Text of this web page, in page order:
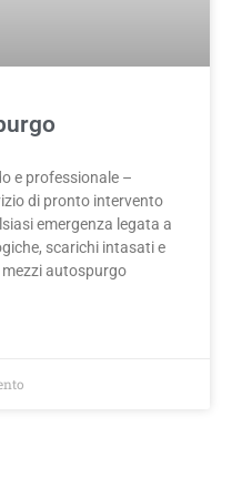
e professionale –
di pronto intervento
emergenza legata a
scarichi intasati e
autospurgo